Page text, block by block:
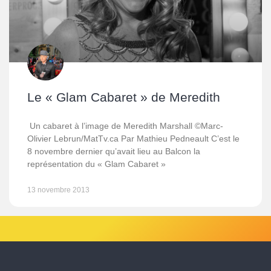
Le « Glam Cabaret » de Meredith
Un cabaret à l’image de Meredith Marshall ©Marc-
Olivier Lebrun/MatTv.ca Par Mathieu Pedneault C’est le
8 novembre dernier qu’avait lieu au Balcon la
représentation du « Glam Cabaret »
13 novembre 2013